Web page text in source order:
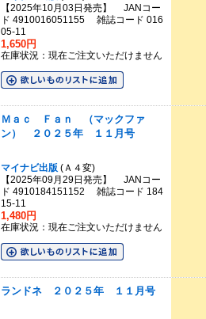
【2025年10月03日発売】 JANコー
ド 4910016051155 雑誌コード 016
05-11
1,650円
在庫状況：現在ご注文いただけません
Ｍａｃ Ｆａｎ （マックファ
ン） ２０２５年 １１月号
マイナビ出版(Ａ４変)
【2025年09月29日発売】 JANコー
ド 4910184151152 雑誌コード 184
15-11
1,480円
在庫状況：現在ご注文いただけません
ランドネ ２０２５年 １１月号